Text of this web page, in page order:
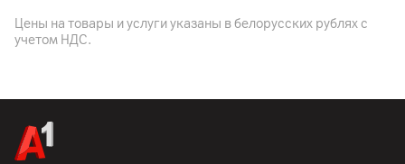
Комплект поставки
Цены на товары и услуги указаны в белорусских рублях с
учетом НДС.